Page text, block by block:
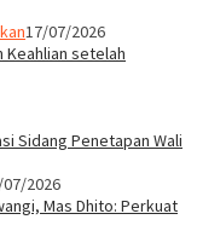
17/07/2026
Keahlian setelah
Sidang Penetapan Wali
07/2026
Mas Dhito: Perkuat